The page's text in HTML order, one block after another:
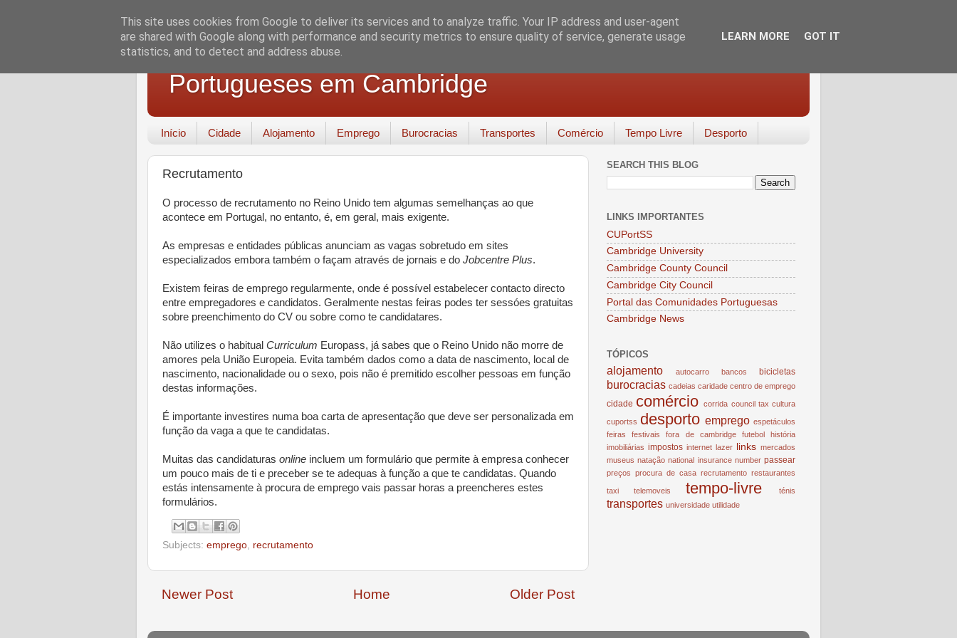
Portugueses em Cambridge
Início Cidade Alojamento Emprego Burocracias Transportes Comércio Tempo Livre Desporto
Recrutamento
O processo de recrutamento no Reino Unido tem algumas semelhanças ao que
acontece em Portugal, no entanto, é, em geral, mais exigente.
As empresas e entidades públicas anunciam as vagas sobretudo em sites
especializados embora também o façam através de jornais e do Jobcentre Plus.
Existem feiras de emprego regularmente, onde é possível estabelecer contacto directo
entre empregadores e candidatos. Geralmente nestas feiras podes ter sessóes gratuitas
sobre preenchimento do CV ou sobre como te candidatares.
Não utilizes o habitual Curriculum Europass, já sabes que o Reino Unido não morre de
amores pela União Europeia. Evita também dados como a data de nascimento, local de
nascimento, nacionalidade ou o sexo, pois não é premitido escolher pessoas em função
destas informações.
É importante investires numa boa carta de apresentação que deve ser personalizada em
função da vaga a que te candidatas.
Muitas das candidaturas online incluem um formulário que permite à empresa conhecer
um pouco mais de ti e preceber se te adequas à função a que te candidatas. Quando
estás intensamente à procura de emprego vais passar horas a preencheres estes
formulários.
Subjects: emprego recrutamento
Newer Post Older Post
Home
SEARCH THIS BLOG
LINKS IMPORTANTES
CUPortSS
Cambridge University
Cambridge County Council
Cambridge City Council
Portal das Comunidades Portuguesas
Cambridge News
TÓPICOS
alojamento autocarro bancos bicicletas
burocracias cadeias caridade centro de emprego
cidade comércio corrida council tax cultura
cuportss desporto emprego espetáculos
feiras
festivais fora de cambridge futebol
história
imobiliárias impostos internet lazer links mercados
museus natação national insurance number passear
preços procura de casa recrutamento restaurantes
taxi telemoveis tempo-livre ténis
transportes universidade utilidade
This site uses cookies from Google to deliver its services and to analyze traffic. Your IP address and user-agent
are shared with Google along with performance and security metrics to ensure quality of service, generate usage
statistics, and to detect and address abuse.
LEARN MORE GOT IT